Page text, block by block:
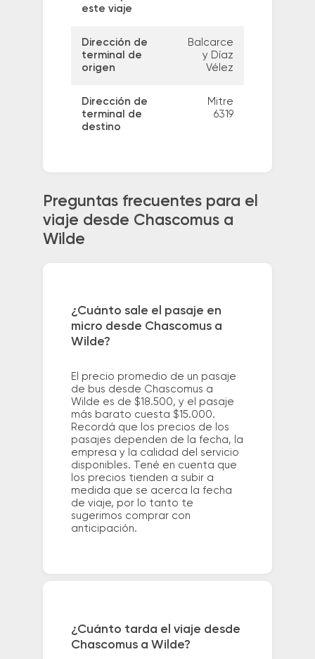
este viaje
Dirección de
terminal de
origen
Balcarce
y Díaz
Vélez
Dirección de
terminal de
destino
Mitre
6319
Preguntas frecuentes para el
viaje desde Chascomus a
Wilde
¿Cuánto sale el pasaje en
micro desde Chascomus a
Wilde?
El precio promedio de un pasaje
de bus desde Chascomus a
Wilde es de $18.500, y el pasaje
más barato cuesta $15.000.
Recordá que los precios de los
pasajes dependen de la fecha, la
empresa y la calidad del servicio
disponibles. Tené en cuenta que
los precios tienden a subir a
medida que se acerca la fecha
de viaje, por lo tanto te
sugerimos comprar con
anticipación.
¿Cuánto tarda el viaje desde
Chascomus a Wilde?